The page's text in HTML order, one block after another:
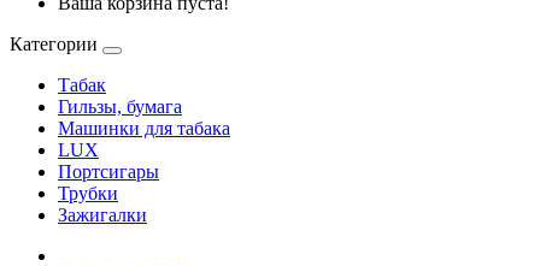
Категории
Табак
Гильзы, бумага
Машинки для табака
LUX
Портсигары
Трубки
Зажигалки